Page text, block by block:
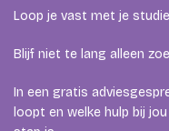
Loop je vast met je
Blijf niet te lang alleen
In een gratis
loopt en welke hulp bij